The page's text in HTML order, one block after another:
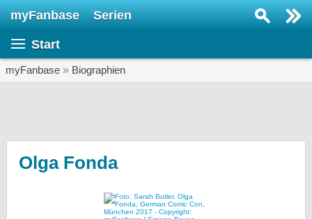
myFanbase Serien
Start
myFanbase » Biographien
Olga Fonda
KULTUR